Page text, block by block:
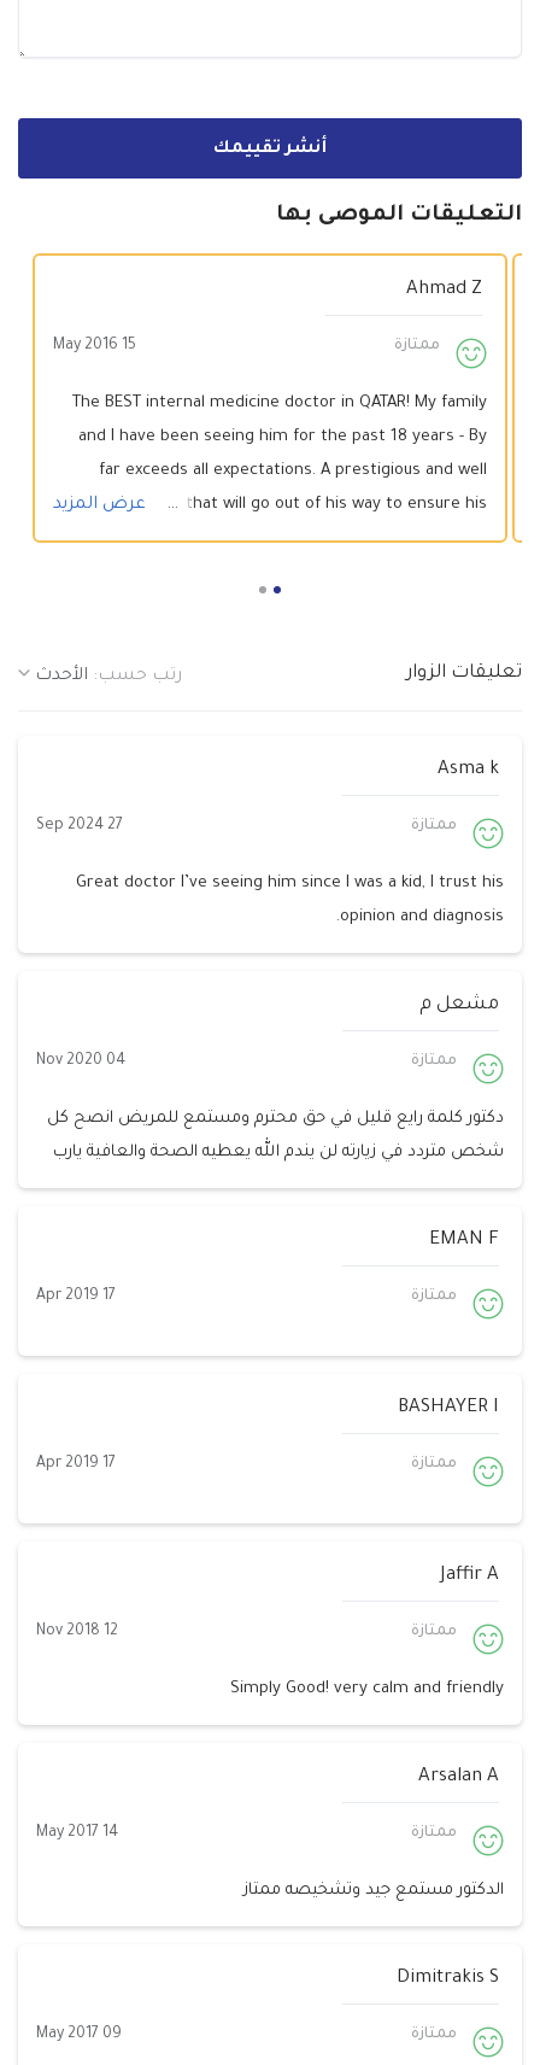
أنشر تقييمك
التعليقات الموصى بها
Ahmad Z
ممتازة
The BEST internal medicine doctor in QATAR! My family
and I have been seeing him for the past 18 years - By
far exceeds all expectations. A prestigious and well
renowned Dr. that will go out of his way to ensure his
patients health and comfort. Would HIGHLY recommend
عرض المزيد
15 May 2016
تعليقات الزوار رتب حسب: الأحدث
Asma k
ممتازة
Great doctor I’ve seeing him since I was a kid, I trust his
opinion and diagnosis.
27 Sep 2024
مشعل م
ممتازة
دكتور كلمة رايع قليل في حق محترم ومستمع للمريض انصح كل
شخص متردد في زيارته لن يندم الله يعطيه الصحة والعافية يارب
04 Nov 2020
EMAN F
ممتازة 17 Apr 2019
BASHAYER I
ممتازة 17 Apr 2019
Jaffir A
ممتازة
Simply Good! very calm and friendly
12 Nov 2018
Arsalan A
ممتازة
الدكتور مستمع جيد وتشخيصه ممتاز
14 May 2017
Dimitrakis S
ممتازة 09 May 2017